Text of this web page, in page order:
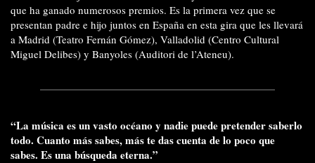
que ha ganado numerosos premios. Es la primera vez que se
presentan padre e hijo juntos en España en esta gira que les llevará
a Madrid (Teatro Fernán Gómez), Valladolid (Centro Cultural
Miguel Delibes) y Banyoles (Auditori de l’Ateneu).
“La música es un vasto océano y nadie puede pretender saberlo
todo. Cuanto más sabes, más te das cuenta de lo poco que
sabes. Es una búsqueda eterna.”